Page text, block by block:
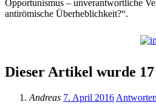
Opportunismus – unverantwortliche
antirömische Überheblichkeit?“.
Dieser Artikel wurde
Andreas 7. April 2016 Antworten